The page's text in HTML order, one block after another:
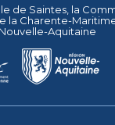
de Saintes , la
la Charente-
Aquitaine